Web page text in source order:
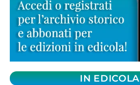
IN EDICOLA